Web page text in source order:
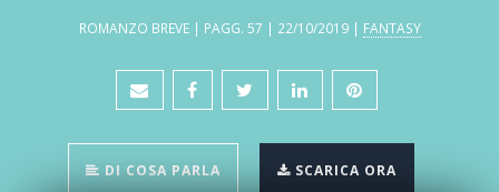
ROMANZO BREVE | PAGG. 57 | 22/10/2019 | FANTASY
DI COSA PARLA SCARICA ORA